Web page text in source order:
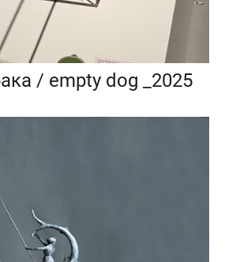
/ empty dog _2025